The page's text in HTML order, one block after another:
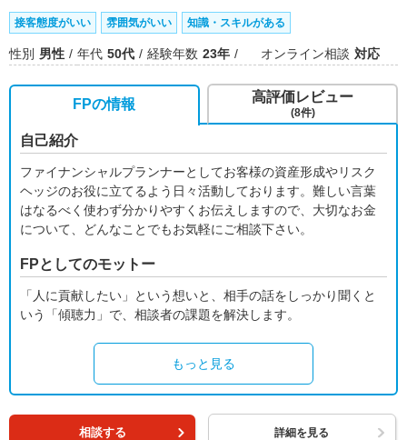
接客態度がいい 雰囲気がいい 知識・スキルがある
性別 男性 年代 50代 経験年数 23年 オンライン相談 対応
FPの情報
自己紹介
ファイナンシャルプランナーとしてお客様の資産形成やリスク
ヘッジのお役に立てるよう日々活動しております。難しい言葉
はなるべく使わず分かりやすくお伝えしますので、大切なお金
について、どんなことでもお気軽にご相談下さい。
FPとしてのモットー
「人に貢献したい」という想いと、相手の話をしっかり聞くと
いう「傾聴力」で、相談者の課題を解決します。
もっと見る
高評価レビュー
(8件)
相談する 詳細を見る